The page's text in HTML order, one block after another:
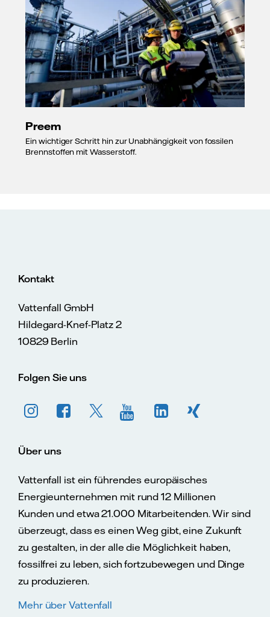
Preem
Ein wichtiger Schritt hin zur Unabhängigkeit von fossilen
Brennstoffen mit Wasserstoff.
Kontakt
Vattenfall GmbH
Hildegard-Knef-Platz 2
10829 Berlin
Folgen Sie uns
Über uns
Vattenfall ist ein führendes europäisches
Energieunternehmen mit rund 12 Millionen
Kunden und etwa 21.000 Mitarbeitenden. Wir sind
überzeugt, dass es einen Weg gibt, eine Zukunft
zu gestalten, in der alle die Möglichkeit haben,
fossilfrei zu leben, sich fortzubewegen und Dinge
zu produzieren.
Mehr über Vattenfall